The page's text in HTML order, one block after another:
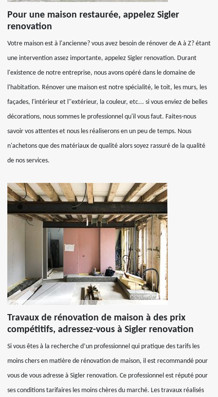
Pour une maison restaurée, appelez Sigler
renovation
Votre maison est à l'ancienne? vous avez besoin de rénover de A à Z? étant
une intervention assez importante, appelez Sigler renovation. Durant
l'existence de notre entreprise, nous avons opéré dans le domaine de
l'habitation. Rénover une maison est notre spécialité, le toit, les murs, les
façades, l'intérieur et l''extérieur, la couleur, etc... si vous enviez de belles
décorations, nous sommes le professionnel qu'il vous faut. Faites-nous
savoir vos attentes et nous les réaliserons en un peu de temps. Nous
n'achetons que des matériaux de qualité alors soyez rassuré de la qualité
de nos services.
Travaux de rénovation de maison à des prix
compétitifs, adressez-vous à Sigler renovation
Si vous êtes à la recherche d’un professionnel qui pratique des tarifs les
moins chers en matière de rénovation de maison, il est recommandé pour
vous de vous adresse à Sigler renovation. Ce professionnel est réputé pour
ses conditions tarifaires les moins chères du marché. Les travaux réalisés